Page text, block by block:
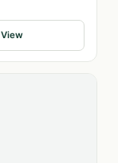
View